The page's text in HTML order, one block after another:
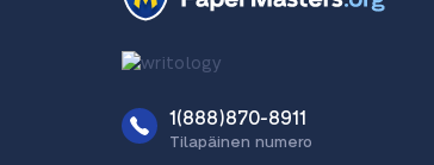
1(888)870-8911
Tilapäinen numero